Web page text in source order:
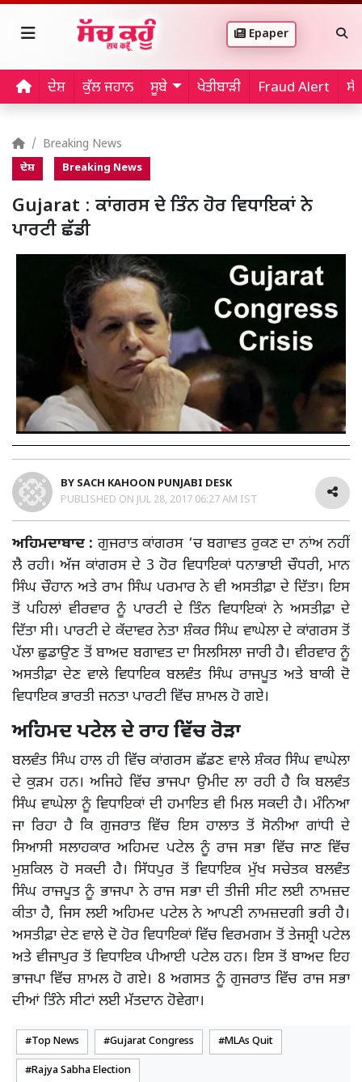
Epaper
ਦੇਸ਼ ਕੁੱਲ ਜਹਾਨ ਸੂਬੇ ਖੇਤੀਬਾੜੀ Fraud Alert
Breaking News
ਦੇਸ਼ Breaking News
Gujarat : ਕਾਂਗਰਸ ਦੇ ਤਿੰਨ ਹੋਰ ਵਿਧਾਇਕਾਂ ਨੇ
ਪਾਰਟੀ ਛੱਡੀ
BY SACH KAHOON PUNJABI DESK
PUBLISHED ON JUL 28, 2017 06:27 AM IST
ਅਹਿਮਦਾਬਾਦ : ਗੁਜਰਾਤ ਕਾਂਗਰਸ ‘ਚ ਬਗਾਵਤ ਰੁਕਣ ਦਾ ਨਾਂਅ ਨਹੀਂ
ਲੈ ਰਹੀ। ਅੱਜ ਕਾਂਗਰਸ ਦੇ 3 ਹੋਰ ਵਿਧਾਇਕਾਂ ਧਨਾਭਾਈ ਚੌਧਰੀ, ਮਾਨ
ਸਿੰਘ ਚੌਹਾਨ ਅਤੇ ਰਾਮ ਸਿੰਘ ਪਰਮਾਰ ਨੇ ਵੀ ਅਸਤੀਫ਼ਾ ਦੇ ਦਿੱਤਾ। ਇਸ
ਤੋਂ ਪਹਿਲਾਂ ਵੀਰਵਾਰ ਨੂੰ ਪਾਰਟੀ ਦੇ ਤਿੰਨ ਵਿਧਾਇਕਾਂ ਨੇ ਅਸਤੀਫ਼ਾ ਦੇ
ਦਿੱਤਾ ਸੀ। ਪਾਰਟੀ ਦੇ ਕੱਦਾਵਰ ਨੇਤਾ ਸ਼ੰਕਰ ਸਿੰਘ ਵਾਘੇਲਾ ਦੇ ਕਾਂਗਰਸ ਤੋਂ
ਪੱਲਾ ਛੁਡਾਉਣ ਤੋਂ ਬਾਅਦ ਬਗਾਵਤ ਦਾ ਸਿਲਸਿਲਾ ਜਾਰੀ ਹੈ। ਵੀਰਵਾਰ ਨੂੰ
ਅਸਤੀਫ਼ਾ ਦੇਣ ਵਾਲੇ ਵਿਧਾਇਕ ਬਲਵੰਤ ਸਿੰਘ ਰਾਜਪੂਤ ਅਤੇ ਬਾਕੀ ਦੋ
ਵਿਧਾਇਕ ਭਾਰਤੀ ਜਨਤਾ ਪਾਰਟੀ ਵਿੱਚ ਸ਼ਾਮਲ ਹੋ ਗਏ।
ਅਹਿਮਦ ਪਟੇਲ ਦੇ ਰਾਹ ਵਿੱਚ ਰੋੜਾ
ਬਲਵੰਤ ਸਿੰਘ ਹਾਲ ਹੀ ਵਿੱਚ ਕਾਂਗਰਸ ਛੱਡਣ ਵਾਲੇ ਸ਼ੰਕਰ ਸਿੰਘ ਵਾਘੇਲਾ
ਦੇ ਕੁੜਮ ਹਨ। ਅਜਿਹੇ ਵਿੱਚ ਭਾਜਪਾ ਉਮੀਦ ਲਾ ਰਹੀ ਹੈ ਕਿ ਬਲਵੰਤ
ਸਿੰਘ ਵਾਘੇਲਾ ਨੂੰ ਵਿਧਾਇਕਾਂ ਦੀ ਹਮਾਇਤ ਵੀ ਮਿਲ ਸਕਦੀ ਹੈ। ਮੰਨਿਆ
ਜਾ ਰਿਹਾ ਹੈ ਕਿ ਗੁਜਰਾਤ ਵਿੱਚ ਇਸ ਹਾਲਾਤ ਤੋਂ ਸੋਨੀਆ ਗਾਂਧੀ ਦੇ
ਸਿਆਸੀ ਸਲਾਹਕਾਰ ਅਹਿਮਦ ਪਟੇਲ ਨੂੰ ਰਾਜ ਸਭਾ ਵਿੱਚ ਜਾਣ ਵਿੱਚ
ਮੁਸ਼ਕਿਲ ਹੋ ਸਕਦੀ ਹੈ। ਸਿੱਧਪੁਰ ਤੋਂ ਵਿਧਾਇਕ ਮੁੱਖ ਸਚੇਤਕ ਬਲਵੰਤ
ਸਿੰਘ ਰਾਜਪੂਤ ਨੂੰ ਭਾਜਪਾ ਨੇ ਰਾਜ ਸਭਾ ਦੀ ਤੀਜੀ ਸੀਟ ਲਈ ਨਾਮਜ਼ਦ
ਕੀਤਾ ਹੈ, ਜਿਸ ਲਈ ਅਹਿਮਦ ਪਟੇਲ ਨੇ ਆਪਣੀ ਨਾਮਜ਼ਦਗੀ ਭਰੀ ਹੈ।
ਅਸਤੀਫ਼ਾ ਦੇਣ ਵਾਲੇ ਦੋ ਹੋਰ ਵਿਧਾਇਕਾਂ ਵਿੱਚ ਵਿਰਮਗਮ ਤੋਂ ਤੇਜਸ਼੍ਰੀ ਪਟੇਲ
ਅਤੇ ਵੀਜਾਪੁਰ ਤੋਂ ਵਿਧਾਇਕ ਪੀਆਈ ਪਟੇਲ ਹਨ। ਇਸ ਤੋਂ ਬਾਅਦ ਇਹ
ਭਾਜਪਾ ਵਿੱਚ ਸ਼ਾਮਲ ਹੋ ਗਏ। 8 ਅਗਸਤ ਨੂੰ ਗੁਜਰਾਤ ਵਿੱਚ ਰਾਜ ਸਭਾ
ਦੀਆਂ ਤਿੰਨੇ ਸੀਟਾਂ ਲਈ ਮੱਤਦਾਨ ਹੋਵੇਗਾ।
Top News Gujarat Congress MLAs Quit
Rajya Sabha Election